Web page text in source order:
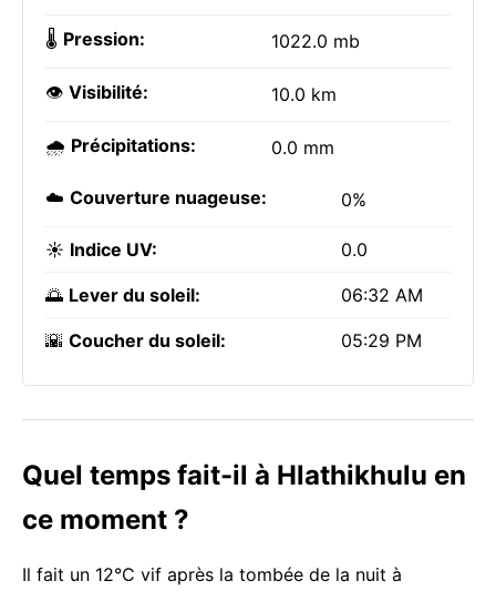
🌡️ Pression: 1022.0 mb
👁️ Visibilité: 10.0 km
🌧️ Précipitations: 0.0 mm
☁️ Couverture nuageuse: 0%
☀️ Indice UV: 0.0
🌅 Lever du soleil: 06:32 AM
🌇 Coucher du soleil: 05:29 PM
Quel temps fait-il à Hlathikhulu en
ce moment ?
Il fait un 12°C vif après la tombée de la nuit à